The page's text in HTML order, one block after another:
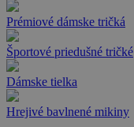
Prémiové dámske tričká
Športové priedušné tričké
Dámske tielka
Hrejivé bavlnené mikiny